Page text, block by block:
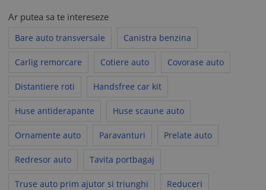
Ar putea sa te intereseze
Bare auto transversale Canistra benzina
Carlig remorcare Cotiere auto Covorase auto
Distantiere roti Handsfree car kit
Huse antiderapante Huse scaune auto
Ornamente auto Paravanturi Prelate auto
Redresor auto Tavita portbagaj
Truse auto prim ajutor si triunghi Reduceri